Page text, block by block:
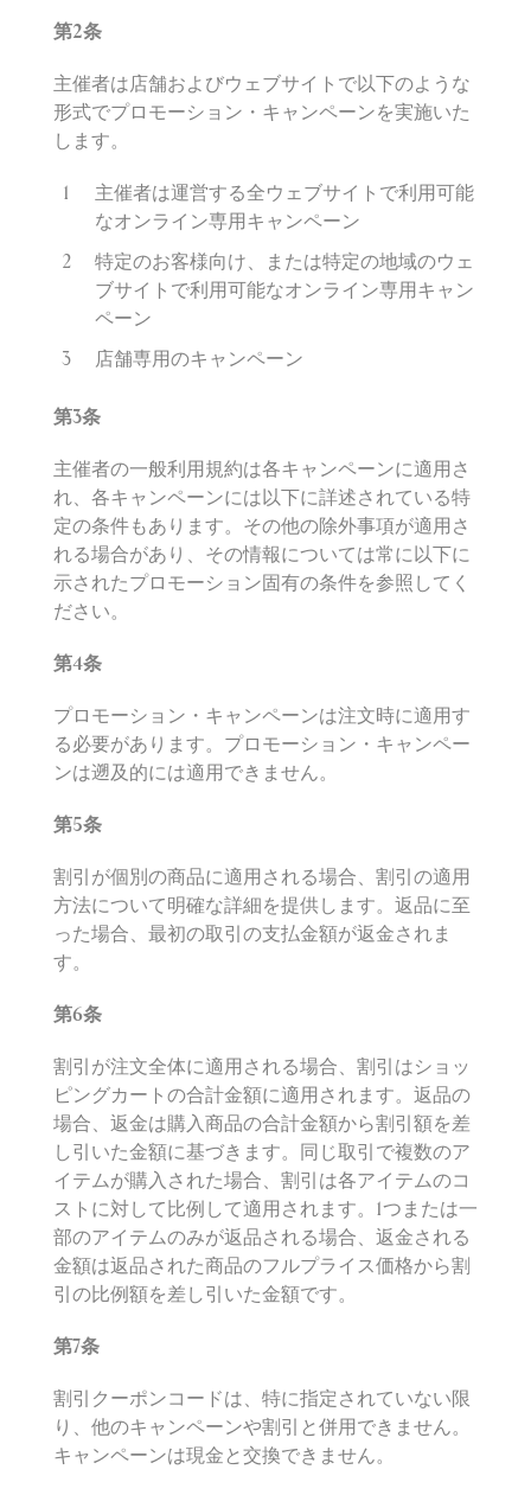
第2条
主催者は店舗およびウェブサイトで以下のような
形式でプロモーション・キャンペーンを実施いた
します。
主催者は運営する全ウェブサイトで利用可能
なオンライン専用キャンペーン
特定のお客様向け、または特定の地域のウェ
ブサイトで利用可能なオンライン専用キャン
ペーン
店舗専用のキャンペーン
第3条
主催者の一般利用規約は各キャンペーンに適用さ
れ、各キャンペーンには以下に詳述されている特
定の条件もあります。その他の除外事項が適用さ
れる場合があり、その情報については常に以下に
示されたプロモーション固有の条件を参照してく
ださい。
第4条
プロモーション・キャンペーンは注文時に適用す
る必要があります。プロモーション・キャンペー
ンは遡及的には適用できません。
第5条
割引が個別の商品に適用される場合、割引の適用
方法について明確な詳細を提供します。返品に至
った場合、最初の取引の支払金額が返金されま
す。
第6条
割引が注文全体に適用される場合、割引はショッ
ピングカートの合計金額に適用されます。返品の
場合、返金は購入商品の合計金額から割引額を差
し引いた金額に基づきます。同じ取引で複数のア
イテムが購入された場合、割引は各アイテムのコ
ストに対して比例して適用されます。1つまたは一
部のアイテムのみが返品される場合、返金される
金額は返品された商品のフルプライス価格から割
引の比例額を差し引いた金額です。
第7条
割引クーポンコードは、特に指定されていない限
り、他のキャンペーンや割引と併用できません。
キャンペーンは現金と交換できません。